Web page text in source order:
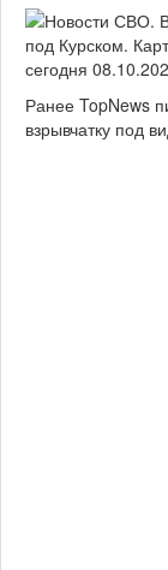
Ранее TopNews
взрывчатку под